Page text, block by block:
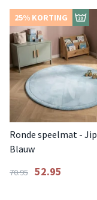
25% KORTING
Ronde speelmat - Jip
Blauw
70.95 52.95